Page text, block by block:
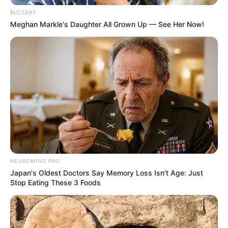
Εκεί τους περίμενε ασθενοφόρο όπου
μετέφερε τον άτυχο άντρα για τις πρώτες
βοήθειες στο κέντρο υγείας Μαντουδίου.
Αφού οιγιατροίτου έδωσαν τις πρώτες
βοήθειες, κρίθηκε απαραίτητη η διακομιδή
του στονοσοκομείο της Χαλκίδαςόπου και
νοσηλεύεται.
Για το περιστατικό, προανάκριση διενεργείται
BUZZDAY
Meghan Markle's Daughter All Grown Up — See Her Now!
NEUROMIND PRO
Japan's Oldest Doctors Say Memory Loss Isn't Age: Just
Stop Eating These 3 Foods